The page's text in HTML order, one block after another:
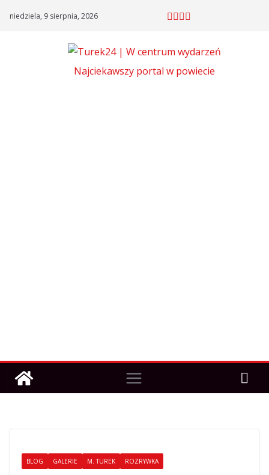
niedziela, 9 sierpnia, 2026
Najciekawszy portal w powiecie
BLOG GALERIE M. TUREK ROZRYWKA